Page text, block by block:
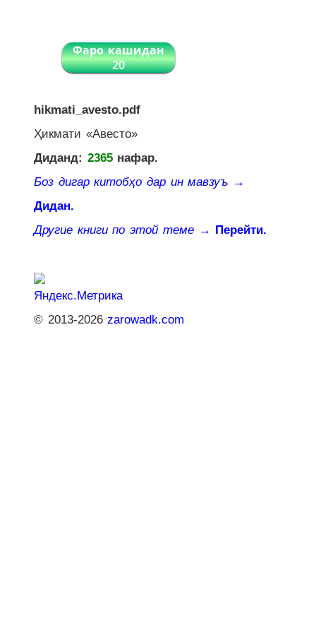
Фаро кашидан
20
hikmati_avesto.pdf
Ҳикмати «Авесто»
Диданд: 2365нафар.
Боз дигар китобҳо дар ин мавзуъ →
Дидан.
Другие книги по этой теме → Перейти.
© 2013-2026zarowadk.com